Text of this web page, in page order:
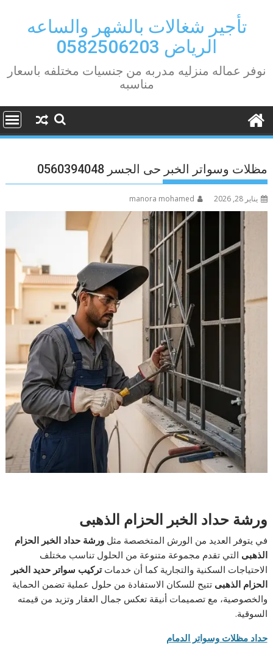
contentتأجير شغالات بالشهر والساعه
الرياض 0582506203
نوفر عماله منزليه مدربه من جنسيات مختلفه باسعار
مناسبه
مظلات وسواتر الخبر حى الجسر 0560394048
يناير 28, 2026 manora mohamed
ورشة حداد الخبر الحزام الذهبى
في يتوفر العديد من الورش المتخصصة مثلورشة حداد الخبر الحزام
الذهبى التي تقدم مجموعة متنوعة من الحلول تناسب مختلف
الاحتياجات السكنية والتجارية كما أن خدماتتركيب سواتر حديد الخبر
الحزام الذهبىتتيح للسكان الاستفادة من حلول عملية تضمن الحماية
والخصوصية، مع تصميمات أنيقة تعكس جمال العقار وتزيد من قيمته
السوقية.
حداد مظلات وسواتر الدمام